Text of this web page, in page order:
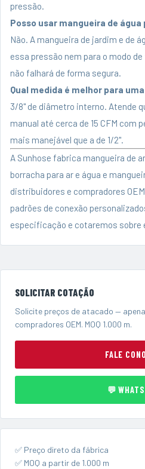
pressão.
Posso usar mangueira de
Não. A mangueira de jardim e de
essa pressão nem para o modo
não falhará de forma segura.
Qual medida é melhor para
3/8" de diâmetro interno. Atende
manual até cerca de 15 CFM com
mais manejável que a de 1/2".
A Sunhose fabrica mangueira de
borracha para ar e água e
distribuidores e compradores
padrões de conexão
especificação e cotaremos sobre
SOLICITAR COTAÇÃO
Solicite preços de atacado —
compradores OEM. MOQ 1.000 m.
FALE
💬
✅ Preço direto da fábrica
✅ MOQ a partir de 1.000 m